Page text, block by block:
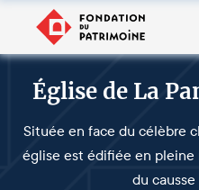
Église de La
Située en face du célèbre
église est édifiée en
du